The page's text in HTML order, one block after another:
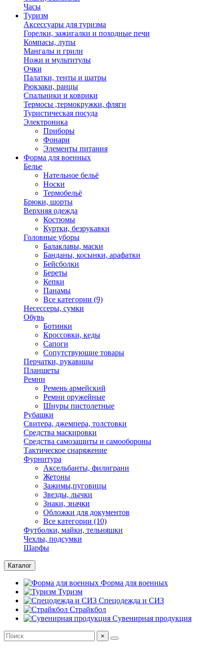
Часы
Туризм
Аксессуары для туризма
Горелки, зажигалки и походные печи
Компасы, лупы
Мангалы и грили
Ножи и мультитулы
Очки
Палатки, тенты и шатры
Рюкзаки, ранцы
Спальники и коврики
Термосы ,термокружки, фляги
Туристическая посуда
Электроника
Приборы
Фонари
Элементы питания
Форма для военных
Белье
Нательное бельё
Носки
Термобельё
Брюки, шорты
Верхняя одежда
Костюмы
Куртки, безрукавки
Головные уборы
Балаклавы, маски
Банданы, косынки, арафатки
Бейсболки
Береты
Кепки
Панамы
Все категории (9)
Несессеры, сумки
Обувь
Ботинки
Кроссовки, кеды
Сапоги
Сопутствующие товары
Перчатки, рукавицы
Планшеты
Ремни
Ремень армейский
Ремни оружейные
Шнуры пистолетные
Рубашки
Свитера, джемпера, толстовки
Средства маскировки
Средства самозащиты и самообороны
Тактическое снаряжение
Фурнитура
Аксельбанты, филиграни
Жетоны
Зажимы,пуговицы
Звезды, лычки
Знаки, значки
Обложки для документов
Все категории (10)
Футболки, майки, тельняшки
Чехлы, подсумки
Шарфы
Каталог
Форма для военных
Туризм
Спецодежда и СИЗ
Страйкбол
Сувенирная продукция
×